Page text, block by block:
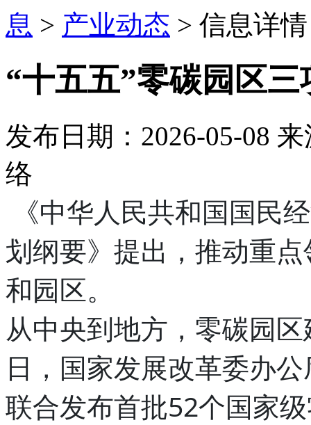
息 > 产业动态 > 信息详情
“十五五”零碳园区
发布日期：2026-05-08 来
络
《中华人民共和国国民
划纲要》提出，推动重
和园区。
从中央到地方，零碳园
日，国家发展改革委办
联合发布首批52个国家